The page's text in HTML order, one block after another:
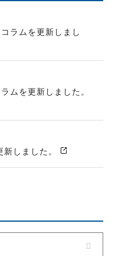
ラムを更新しまし
ムを更新しました。
しました。